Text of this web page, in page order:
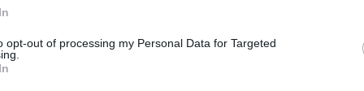
opt-out of processing my Personal Data for Targeted
protagonisti